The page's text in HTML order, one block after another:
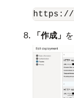
https://
「作成」